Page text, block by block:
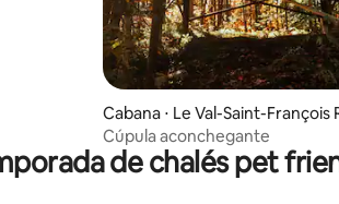
Cabana ⋅ Le Val-Saint-François
gional County Municipality
Cúpula aconchegante
de chalés pet